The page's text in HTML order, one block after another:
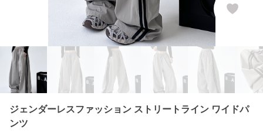
ジェンダーレスファッション ストリートライン ワイドパ
ンツ